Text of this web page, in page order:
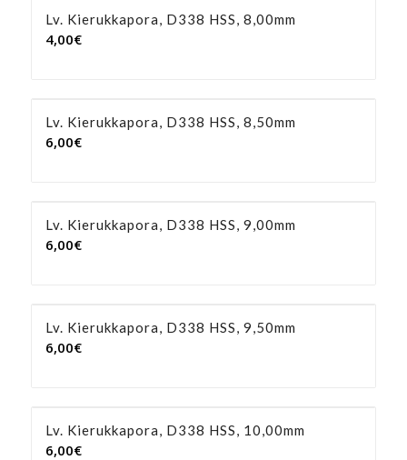
Lv. Kierukkapora, D338 HSS, 8,00mm
4,00€
Lv. Kierukkapora, D338 HSS, 8,50mm
6,00€
Lv. Kierukkapora, D338 HSS, 9,00mm
6,00€
Lv. Kierukkapora, D338 HSS, 9,50mm
6,00€
Lv. Kierukkapora, D338 HSS, 10,00mm
6,00€